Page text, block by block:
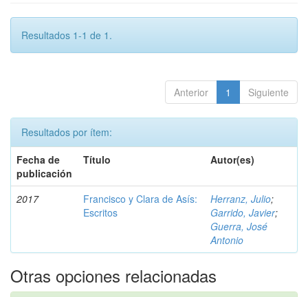
Resultados 1-1 de 1.
Anterior 1 Siguiente
Resultados por ítem:
Fecha de
publicación
Título Autor(es)
2017
Francisco y Clara de Asís:
Escritos
Herranz, Julio;
Garrido, Javier;
Guerra, José
Antonio
Otras opciones relacionadas